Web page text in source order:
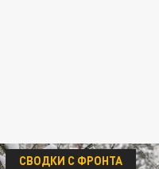
СВОДКИ С ФРОНТА